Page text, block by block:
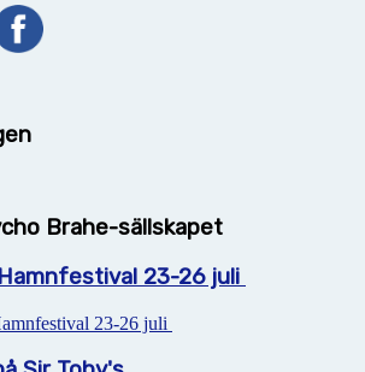
Brahe-sällskapet
23-26 juli